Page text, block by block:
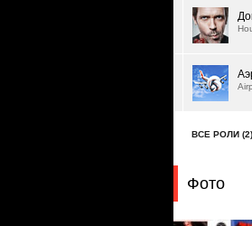
ВСЕ РОЛИ (2)
Фото